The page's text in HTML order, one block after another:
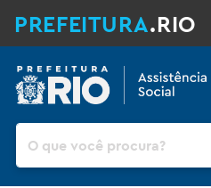
PREFEITURA.RIO